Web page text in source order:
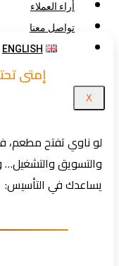
أراء العملاء
تواصل معنا
ENGLISH
إمتى
لو ناوي تفتح مطعم،
والتسويق والتشغيل…
يساعدك في التأسيس: